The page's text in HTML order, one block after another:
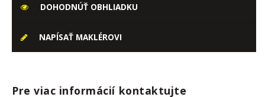
DOHODNÚŤ OBHLIADKU
NAPÍSAŤ MAKLÉROVI
Pre viac informácií kontaktujte